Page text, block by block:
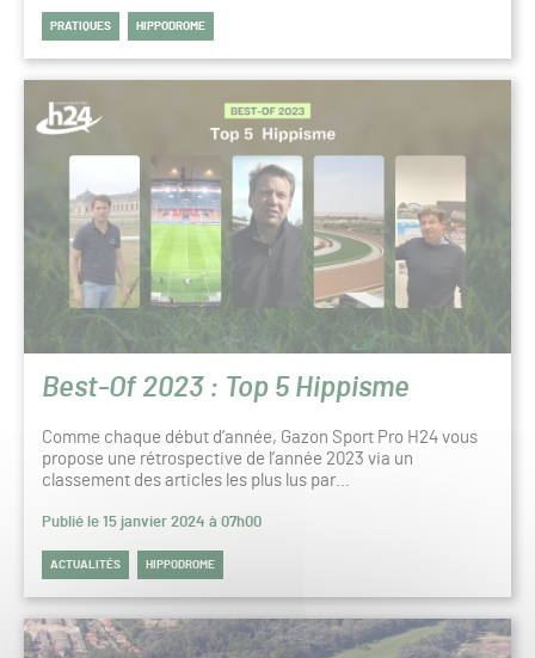
PRATIQUES HIPPODROME
Best-Of 2023 : Top 5 Hippisme
Comme chaque début d’année, Gazon Sport Pro H24 vous
propose une rétrospective de l’année 2023 via un
classement des articles les plus lus par…
Publié le 15 janvier 2024 à 07h00
ACTUALITÉS HIPPODROME